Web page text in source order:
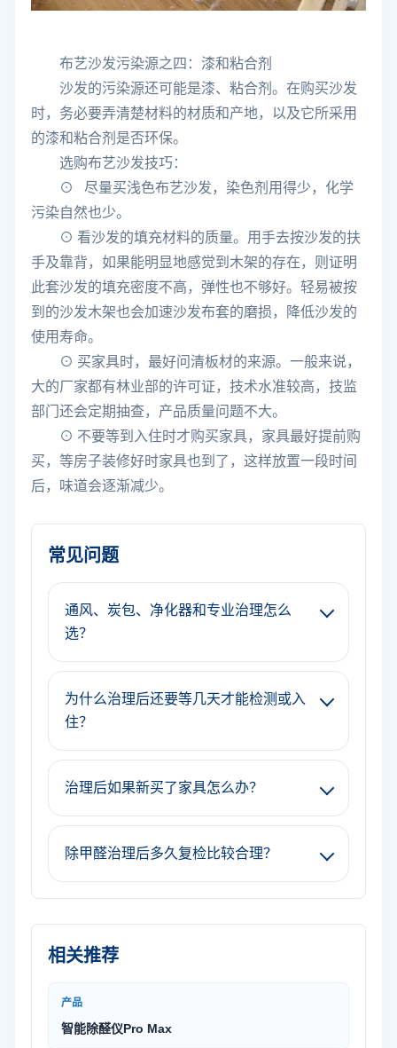
布艺沙发污染源之四：漆和粘合剂
沙发的污染源还可能是漆、粘合剂。在购买沙发
时，务必要弄清楚材料的材质和产地，以及它所采用
的漆和粘合剂是否环保。
选购布艺沙发技巧：
⊙ 尽量买浅色布艺沙发，染色剂用得少，化学
污染自然也少。
⊙ 看沙发的填充材料的质量。用手去按沙发的扶
手及靠背，如果能明显地感觉到木架的存在，则证明
此套沙发的填充密度不高，弹性也不够好。轻易被按
到的沙发木架也会加速沙发布套的磨损，降低沙发的
使用寿命。
⊙ 买家具时，最好问清板材的来源。一般来说，
大的厂家都有林业部的许可证，技术水准较高，技监
部门还会定期抽查，产品质量问题不大。
⊙ 不要等到入住时才购买家具，家具最好提前购
买，等房子装修好时家具也到了，这样放置一段时间
后，味道会逐渐减少。
常见问题
通风、炭包、净化器和专业治理怎么
选？
为什么治理后还要等几天才能检测或入
住？
治理后如果新买了家具怎么办？
除甲醛治理后多久复检比较合理？
相关推荐
产品
智能除醛仪Pro Max